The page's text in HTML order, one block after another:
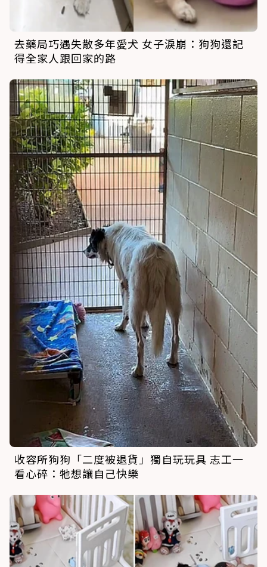
去藥局巧遇失散多年愛犬 女子淚崩：狗狗還記
得全家人跟回家的路
收容所狗狗「二度被退貨」獨自玩玩具 志工一
看心碎：牠想讓自己快樂